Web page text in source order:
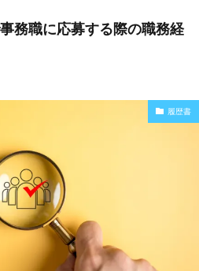
務職に応募する際の職務経
履歴書